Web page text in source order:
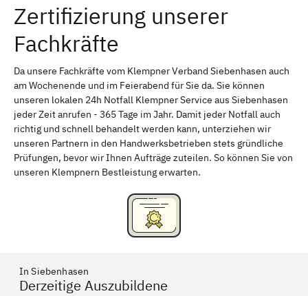
Erlangen Bamberg
Bayreuth
Schweinfurt Passau
Freising Rudelsdorf, Mittelfranken
Zertifizierung unserer
Fachkräfte
Da unsere Fachkräfte vom Klempner Verband Siebenhasen auch
am Wochenende und im Feierabend für Sie da. Sie können
unseren lokalen 24h Notfall Klempner Service aus Siebenhasen
jeder Zeit anrufen - 365 Tage im Jahr. Damit jeder Notfall auch
richtig und schnell behandelt werden kann, unterziehen wir
unseren Partnern in den Handwerksbetrieben stets gründliche
Prüfungen, bevor wir Ihnen Aufträge zuteilen. So können Sie von
unseren Klempnern Bestleistung erwarten.
In Siebenhasen
Derzeitige Auszubildene